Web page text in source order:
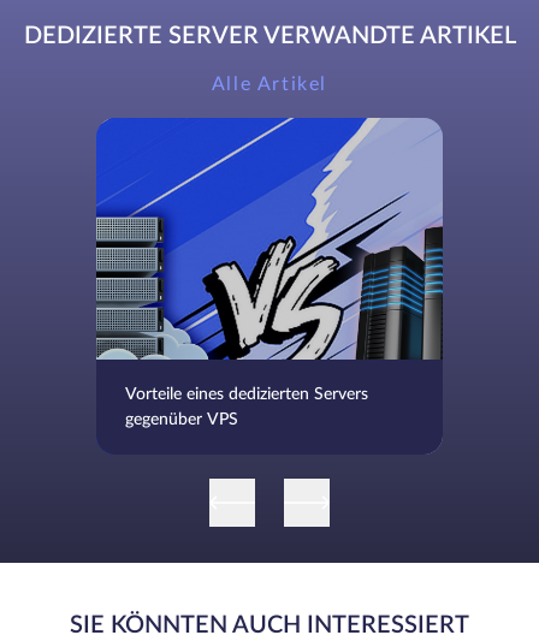
DEDIZIERTE SERVER VERWANDTE ARTIKEL
Alle Artikel
Vorteile eines dedizierten Servers
gegenüber VPS
SIE KÖNNTEN AUCH INTERESSIERT